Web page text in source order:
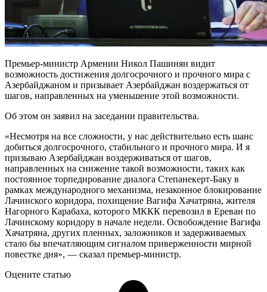
Премьер-министр Армении Никол Пашинян видит
возможность достижения долгосрочного и прочного мира с
Азербайджаном и призывает Азербайджан воздержаться от
шагов, направленных на уменьшение этой возможности.
Об этом он заявил на заседании правительства.
«Несмотря на все сложности, у нас действительно есть шанс
добиться долгосрочного, стабильного и прочного мира. И я
призываю Азербайджан воздерживаться от шагов,
направленных на снижение такой возможности, таких как
постоянное торпедирование диалога Степанекерт-Баку в
рамках международного механизма, незаконное блокирование
Лачинского коридора, похищение Вагифа Хачатряна, жителя
Нагорного Карабаха, которого МККК перевозил в Ереван по
Лачинскому коридору в начале недели. Освобождение Вагифа
Хачатряна, других пленных, заложников и задерживаемых
стало бы впечатляющим сигналом приверженности мирной
повестке дня», — сказал премьер-министр.
Оцените статью